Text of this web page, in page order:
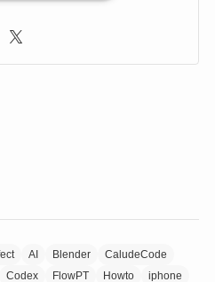
AI Blender
CaludeCode
Codex FlowPT Howto iphone